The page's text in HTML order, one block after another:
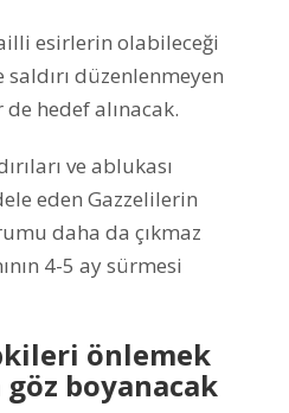
esirlerin olabileceği
düzenlenmeyen
de hedef alınacak.
ve ablukası
eden Gazzelilerin
daha da çıkmaz
4-5 ay sürmesi
önlemek
boyanacak